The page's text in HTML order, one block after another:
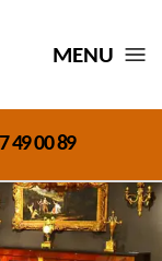
MENU
49 00 89